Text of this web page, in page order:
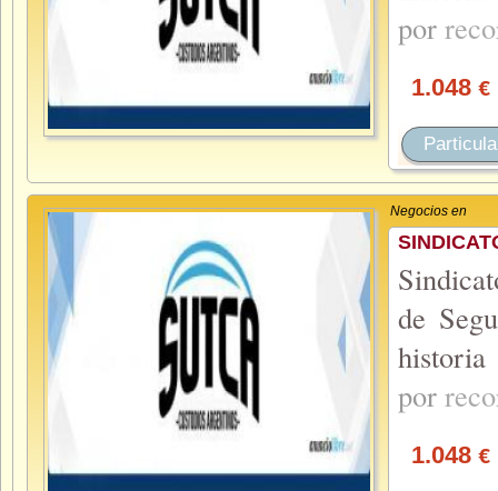
por
1.048 €
Negocios en
de
historia
por
1.048 €